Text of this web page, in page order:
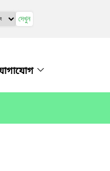
দেখুন